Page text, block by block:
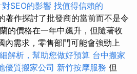
SEO的影響 找值得信賴的
著作探討了批發商的當前而不是令
的價格在一年中飆升，但隨著收
內需求，零售部門可能會強勁上
解析，幫助您做好預算 台中搬家
優質搬家公司 新竹按摩服務 但